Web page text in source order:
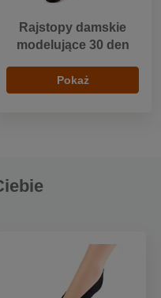
Rajstopy damskie
modelujące 30 den
Pokaż